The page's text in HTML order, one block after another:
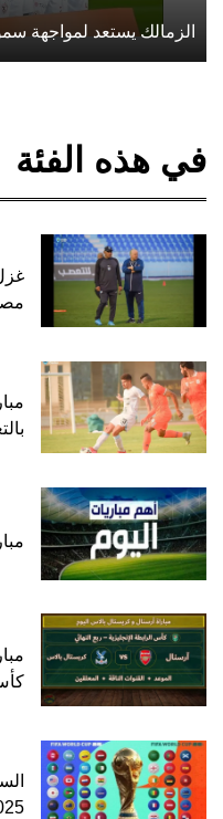
الزمالك يستعد
في هذه الفئة